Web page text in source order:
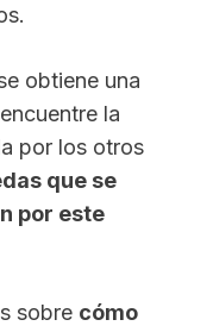
obtiene una
la
por los otros
que se
por este
sobre cómo